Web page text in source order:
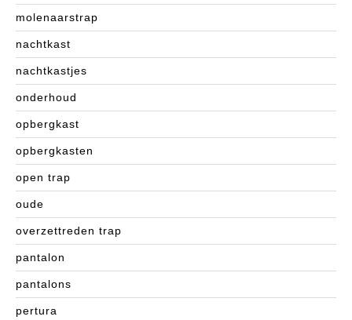
molenaarstrap
nachtkast
nachtkastjes
onderhoud
opbergkast
opbergkasten
open trap
oude
overzettreden trap
pantalon
pantalons
pertura